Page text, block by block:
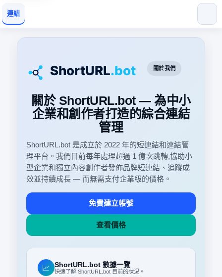
連結
關於我們
關於 ShortURL.bot — 為中小
企業和創作者打造的綜合連結
管理
ShortURL.bot 是成立於 2022 年的短連結和連結管
理平台。我們目前每年處理超過 1 億次跳轉,協助小
型企業和獨立內容創作者發佈品牌短連結、追蹤成
效並持續成長 — 而無需支付企業級的價格。
免費建立帳號
查看價格
📈 ShortURL.bot 數據一覽
快速了解 ShortURL.bot 目前的狀況。